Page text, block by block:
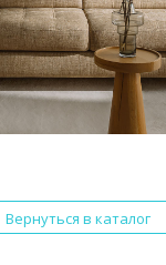
Вернуться в каталог